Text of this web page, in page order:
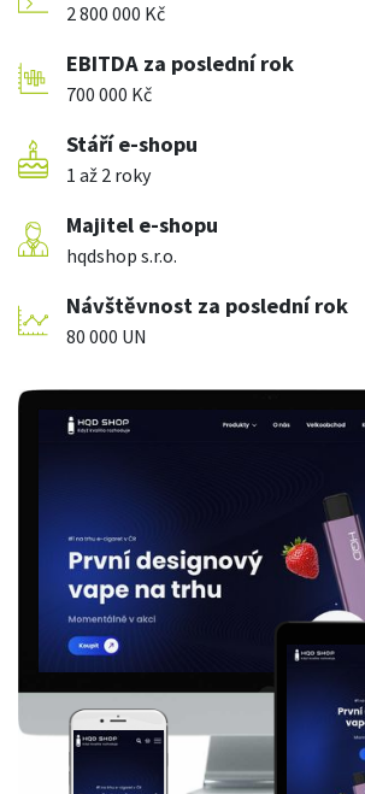
2 800 000 Kč
EBITDA za poslední rok
700 000 Kč
Stáří e-shopu
1 až 2 roky
Majitel e-shopu
hqdshop s.r.o.
Návštěvnost za poslední rok
80 000 UN